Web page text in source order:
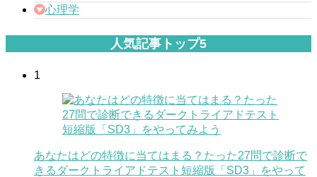
心理学
人気記事トップ5
1
あなたはどの特徴に当てはまる？たった27問で診断で
きるダークトライアドテスト短縮版「SD3」をやって